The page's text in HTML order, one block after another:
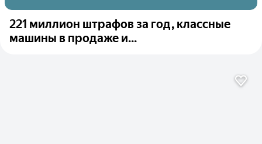
221 миллион штрафов за год, классные
машины в продаже и...